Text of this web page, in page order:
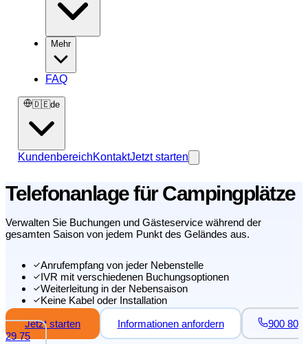
Mehr
FAQ
🇩🇪de
KundenbereichKontaktJetzt starten
Telefonanlage für Campingplätze
Verwalten Sie Buchungen und Gästeservice während der
gesamten Saison von jedem Punkt des Geländes aus.
Anrufempfang von jeder Nebenstelle
IVR mit verschiedenen Buchungsoptionen
Weiterleitung in der Nebensaison
Keine Kabel oder Installation
Jetzt starten
Informationen anfordern
900 80
29 75